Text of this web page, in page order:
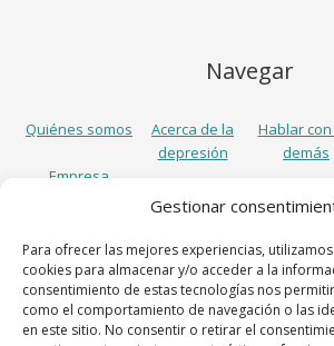
Gestionar
Para ofrecer las mejores experiencias,
cookies para almacenar y/o acceder a la
consentimiento de estas tecnologías nos
como el comportamiento de navegación o las
en este sitio. No consentir o retirar el
Navegar
Quiénes somos
Acerca de la
depresión
Hablar
demás
Empresa
Síguenos